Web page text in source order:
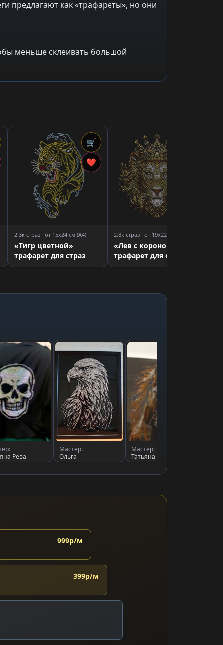
предлагают как «трафареты», но они
меньше склеивать большой
🛒
❤
2,3к страз · от 15x24 см (A4)
«Тигр цветной»
трафарет для страз
2,8к страз · от 19x22 см (A4)
«Лев с короной»
трафарет для страз
Рева
Мастер:
Ольга
Мастер:
Татьяна
999р/м
399р/м